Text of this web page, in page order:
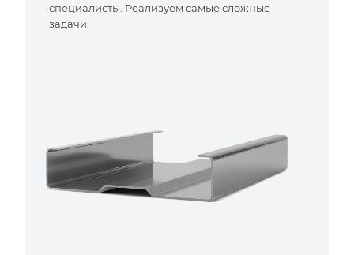
специалисты. Реализуем самые сложные
задачи.